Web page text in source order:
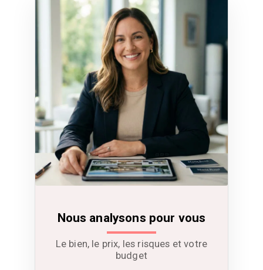
Nous analysons pour vous
Le bien, le prix, les risques et votre
budget